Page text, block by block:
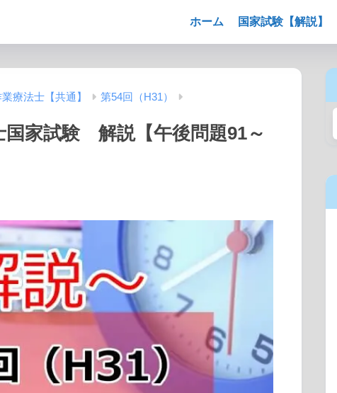
ホーム 国家試験【解説】
療法士【共通】 第54回（H31）
家試験 解説【午後問題91～